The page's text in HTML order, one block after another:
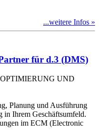
...weitere Infos »
für d.3 (DMS)
UND
Planung und Ausführung
in Ihrem Geschäftsumfeld.
im ECM (Electronic